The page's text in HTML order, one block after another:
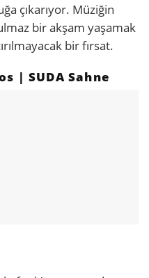
çıkarıyor. Müziğin
bir akşam yaşamak
bir fırsat.
| SUDA Sahne